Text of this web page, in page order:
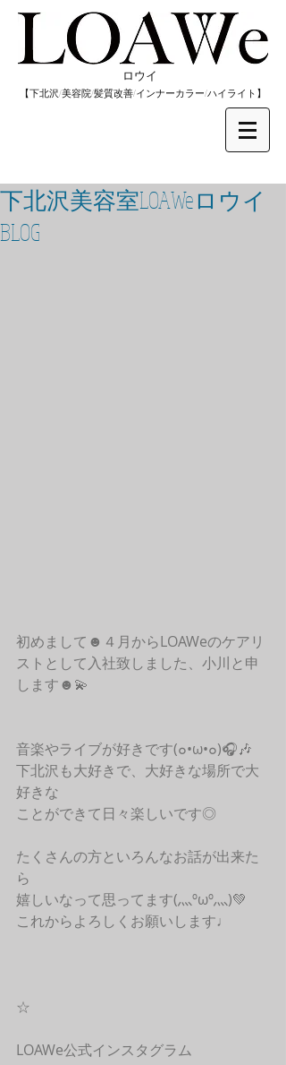
​ロウイ
​【下北沢/美容院/髪質改善/インナーカラー/​ハイライト】
下北沢美容室LOAWeロウイ
BLOG
初めまして☻４月からLOAWeのケアリ
ストとして入社致しました、小川と申
します☻💫
音楽やライブが好きです(๐•ω•๐)🎧🎶
下北沢も大好きで、大好きな場所で大
好きな
ことができて日々楽しいです◎
たくさんの方といろんなお話が出来た
ら
嬉しいなって思ってます(灬ºωº灬)💚
これからよろしくお願いします♩
☆
LOAWe公式インスタグラム